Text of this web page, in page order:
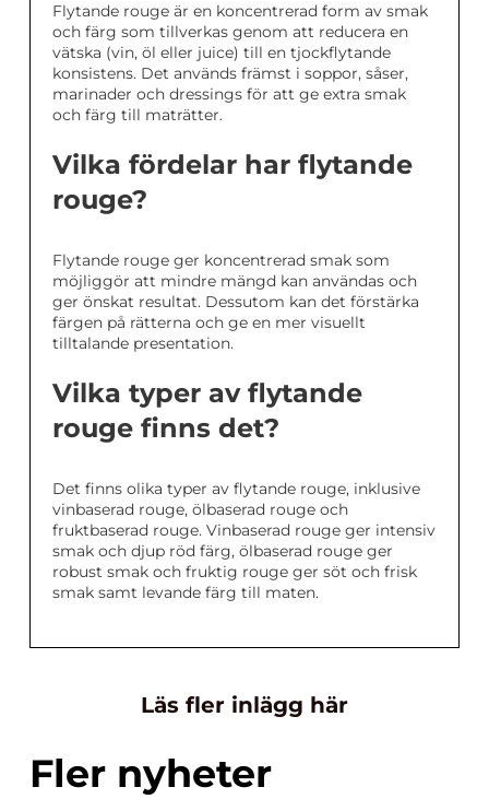
Flytande rouge är en koncentrerad form av smak
och färg som tillverkas genom att reducera en
vätska (vin, öl eller juice) till en tjockflytande
konsistens. Det används främst i soppor, såser,
marinader och dressings för att ge extra smak
och färg till maträtter.
Vilka fördelar har flytande
rouge?
Flytande rouge ger koncentrerad smak som
möjliggör att mindre mängd kan användas och
ger önskat resultat. Dessutom kan det förstärka
färgen på rätterna och ge en mer visuellt
tilltalande presentation.
Vilka typer av flytande
rouge finns det?
Det finns olika typer av flytande rouge, inklusive
vinbaserad rouge, ölbaserad rouge och
fruktbaserad rouge. Vinbaserad rouge ger intensiv
smak och djup röd färg, ölbaserad rouge ger
robust smak och fruktig rouge ger söt och frisk
smak samt levande färg till maten.
Läs fler inlägg här
Fler nyheter